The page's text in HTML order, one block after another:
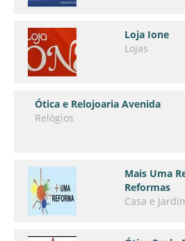
Loja Ione
Lojas
Ótica e Relojoaria Avenida
Relógios
Mais Uma
Reformas
Casa e